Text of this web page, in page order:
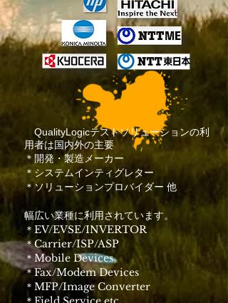
QualityLogicテストソリューションの利
用者は国内外の主要
＊開発・製造メーカー
＊システムインティグレター
＊ソリューションプロバイダー 他
幅広い業種に利用されています。
＊ EV/EVSE/INVERTOR
＊Carrier/ISP/ASP
＊ Mobile Devices
＊Fax/Modem Devices
＊ MFP/Image Converter